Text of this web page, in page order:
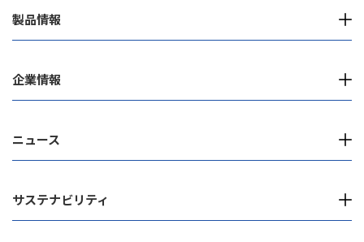
製品情報
企業情報
ニュース
サステナビリティ